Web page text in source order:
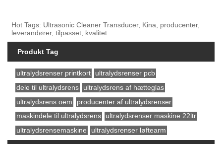
Hot Tags: Ultrasonic Cleaner Transducer, Kina, producenter,
leverandører, tilpasset, kvalitet
Produkt Tag
ultralydsrenser printkort
ultralydsrenser pcb
dele til ultralydsrens
ultralydsrens af hætteglas
ultralydsrens oem
producenter af ultralydsrenser
maskindele til ultralydsrens
ultralydsrenser maskine 22ltr
ultralydsrensemaskine
ultralydsrenser løftearm